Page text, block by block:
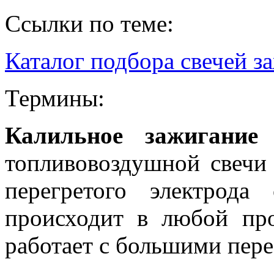
Ссылки по теме:
Каталог подбора свечей
Термины:
Калильное зажигание
топливовоздушной
перегретого
происходит в любой
работает с большими